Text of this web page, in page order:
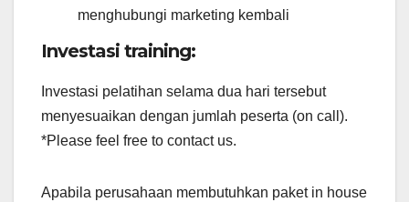
menghubungi marketing kembali
Investasi training:
Investasi pelatihan selama dua hari tersebut
menyesuaikan dengan jumlah peserta (on call).
*Please feel free to contact us.
Apabila perusahaan membutuhkan paket in house